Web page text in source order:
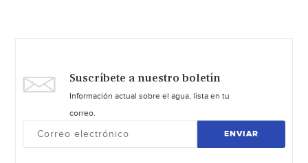
Suscríbete a nuestro boletín
Información actual sobre el agua, lista en tu
correo.
ENVIAR